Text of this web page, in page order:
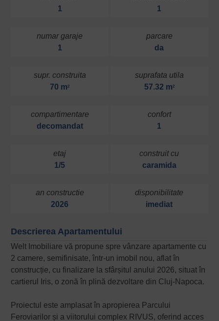
1
1
numar garaje
1
parcare
da
supr. construita
70 m2
suprafata utila
57.32 m2
compartimentare
decomandat
confort
1
etaj
1/5
construit cu
caramida
an constructie
2026
disponibilitate
imediat
Descrierea Apartamentului
Welt Imobiliare vă propune spre vânzare apartamente cu
2 camere, semifinisate, într-un imobil nou, aflat în
construcție, cu finalizare la sfârșitul anului 2026, situat în
cartierul Iris, o zonă în plină dezvoltare din Cluj-Napoca.
Proiectul este amplasat în apropierea Parcului
Feroviarilor și a viitorului complex RIVUS, oferind acces